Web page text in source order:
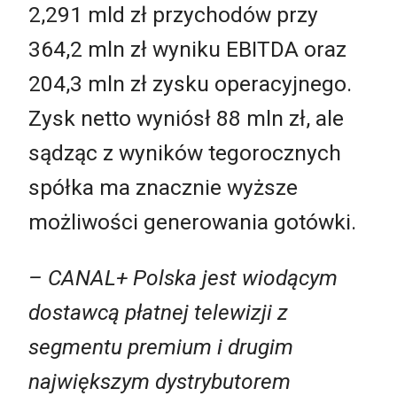
2,291 mld zł przychodów przy
364,2 mln zł wyniku EBITDA oraz
204,3 mln zł zysku operacyjnego.
Zysk netto wyniósł 88 mln zł, ale
sądząc z wyników tegorocznych
spółka ma znacznie wyższe
możliwości generowania gotówki.
– CANAL+ Polska jest wiodącym
dostawcą płatnej telewizji z
segmentu premium i drugim
największym dystrybutorem